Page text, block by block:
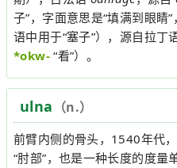
子”，字面意思是“填满到眼睛
语中用于“塞子”），源自拉丁
*okw-“看”）。
ulna （n.）
前臂内侧的骨头，1540年代
“肘部”，也是一种长度的度量